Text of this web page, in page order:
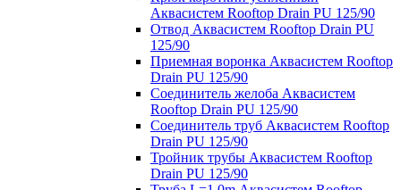
Аквасистем Rooftop Drain PU 125/90
Отвод Аквасистем Rooftop Drain PU
125/90
Приемная воронка Аквасистем Rooftop
Drain PU 125/90
Соединитель желоба Аквасистем
Rooftop Drain PU 125/90
Соединитель труб Аквасистем Rooftop
Drain PU 125/90
Тройник трубы Аквасистем Rooftop
Drain PU 125/90